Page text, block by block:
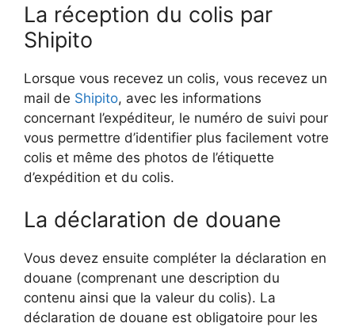
La réception du colis par
Shipito
Lorsque vous recevez un colis, vous recevez un
mail de Shipito, avec les informations
concernant l’expéditeur, le numéro de suivi pour
vous permettre d’identifier plus facilement votre
colis et même des photos de l’étiquette
d’expédition et du colis.
La déclaration de douane
Vous devez ensuite compléter la déclaration en
douane (comprenant une description du
contenu ainsi que la valeur du colis). La
déclaration de douane est obligatoire pour les